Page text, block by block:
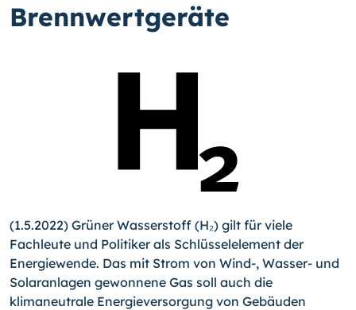
Brennwertgeräte
(1.5.2022) Grüner Wasserstoff (H₂) gilt für viele
Fachleute und Politiker als Schlüsselelement der
Energiewende. Das mit Strom von Wind-, Wasser- und
Solaranlagen gewonnene Gas soll auch die
klimaneutrale Energieversorgung von Gebäuden